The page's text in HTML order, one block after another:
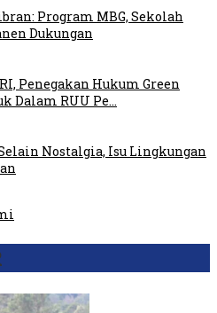
Program MBG, Sekolah
Dukungan
Penegakan Hukum Green
Dalam RUU Pe…
Nostalgia, Isu Lingkungan